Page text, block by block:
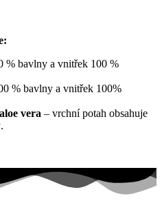
% bavlny a vnitřek 100 %
% bavlny a vnitřek 100%
vera – vrchní potah obsahuje